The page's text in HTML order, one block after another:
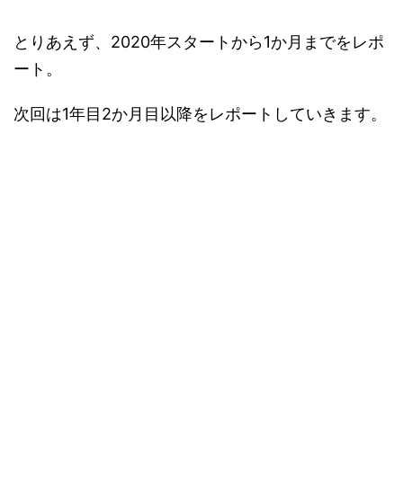
とりあえず、2020年スタートから1か月までをレポ
ート。
次回は1年目2か月目以降をレポートしていきます。